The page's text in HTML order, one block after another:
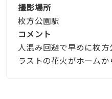
撮影場所
枚方公園駅
コメント
人混み回避で早めに枚
ラストの花火がホームか